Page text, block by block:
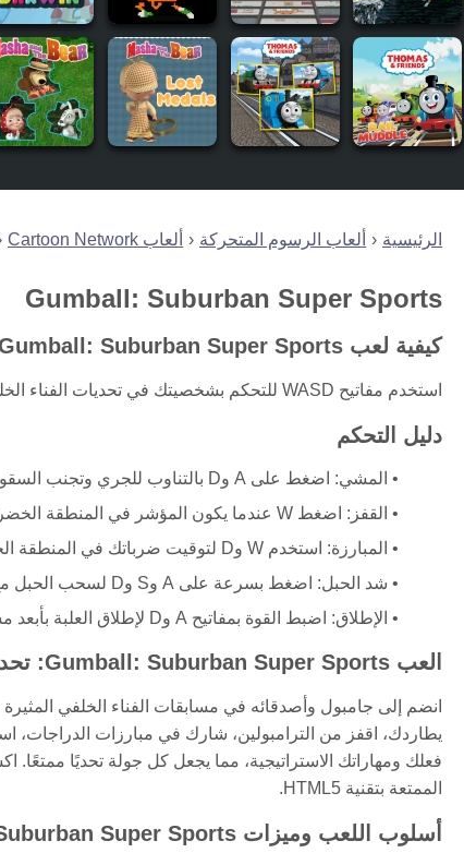
الرئيسية ألعاب الرسوم المتحركة ألعاب Cartoon Network
Gumball: Suburban Super Sports
كيفية لعب Gumball: Suburban Super Sports
استخدم مفاتيح WASD للتحكم بشخصيتك في تحديات الفناء الخلفي المختلفة. لكل فعالية ضوابط وأهداف خاصة لتتقنها.
دليل التحكم
المشي: اضغط على A وD بالتناوب للجري وتجنب السقوط.
القفز: اضغط W عندما يكون المؤشر في المنطقة الخضراء للقفز بأقصى مسافة.
المبارزة: استخدم W وD لتوقيت ضرباتك في المنطقة الخضراء ضد الخصوم.
شد الحبل: اضغط بسرعة على A وS وD لسحب الحبل مع فريقك.
الإطلاق: اضبط القوة بمفاتيح A وD لإطلاق العلبة بأبعد مسافة ممكنة.
العب Gumball: Suburban Super Sports: تحديات الفناء الخلفي أونلاين
انضم إلى جامبول وأصدقائه في مسابقات الفناء الخلفي
يطاردك، اقفز من الترامبولين، شارك في مبارزات
فعلك ومهاراتك الاستراتيجية، مما يجعل كل جولة تحديًا ممتعًا.
الممتعة بتقنية HTML5.
أسلوب اللعب وميزات Gumball: Suburban Super Sports